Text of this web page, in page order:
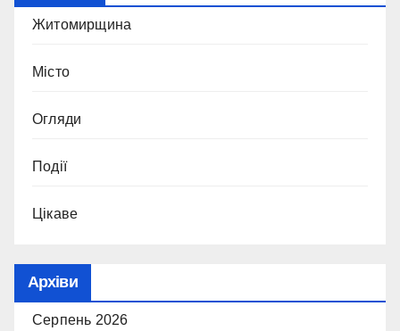
Житомирщина
Місто
Огляди
Події
Цікаве
Архіви
Серпень 2026